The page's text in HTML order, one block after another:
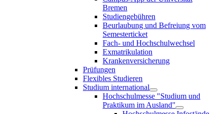
Bremen
Studiengebühren
Beurlaubung und Befreiung vom
Semesterticket
Fach- und Hochschulwechsel
Exmatrikulation
Krankenversicherung
Prüfungen
Flexibles Studieren
Studium international
Hochschulmesse "Studium und
Praktikum im Ausland"